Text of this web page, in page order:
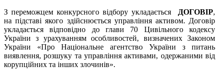
З переможцем конкурсного відбору укладається
ДОГОВІР,
на підставі якого здійснюється управління активом. Договір
укладається відповідно до глави 70 Цивільного кодексу
України з урахуванням особливостей, визначених Законом
України «Про Національне агентство України з питань
виявлення, розшуку та управління активами, одержаними від
корупційних та інших злочинів».